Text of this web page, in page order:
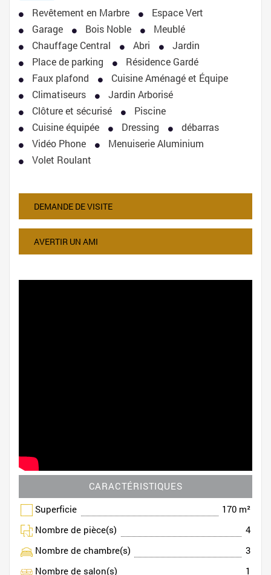
Revêtement en Marbre
Espace Vert
Garage
Bois Noble
Meublé
Chauffage Central
Abri
Jardin
Place de parking
Résidence Gardé
Faux plafond
Cuisine Aménagé et Équipe
Climatiseurs
Jardin Arborisé
Clôture et sécurisé
Piscine
Cuisine équipée
Dressing
débarras
Vidéo Phone
Menuiserie Aluminium
Volet Roulant
DEMANDE DE VISITE
AVERTIR UN AMI
CARACTÉRISTIQUES
Superficie
170 m²
Nombre de pièce(s)
4
Nombre de chambre(s)
3
Nombre de salon(s)
1